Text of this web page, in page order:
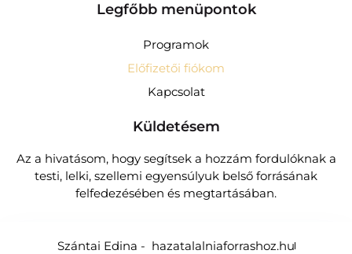
Legfőbb menüpontok
Programok
Előfizetői fiókom
Kapcsolat
Küldetésem
Az a hivatásom, hogy segítsek a hozzám fordulóknak a
testi, lelki, szellemi egyensúlyuk belső forrásának
felfedezésében és megtartásában.
Szántai Edina - hazatalalniaforrashoz.hu